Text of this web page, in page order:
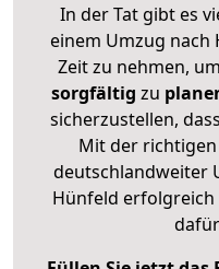
In der Tat gibt es
einem Umzug nach
Zeit zu nehmen,
sorgfältig zu
sicherzustellen,
Mit der
deutschlandweiter
Hünfeld